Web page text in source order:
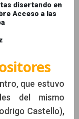
disertando en
Acceso a las
que estuvo
del mismo
Castello),